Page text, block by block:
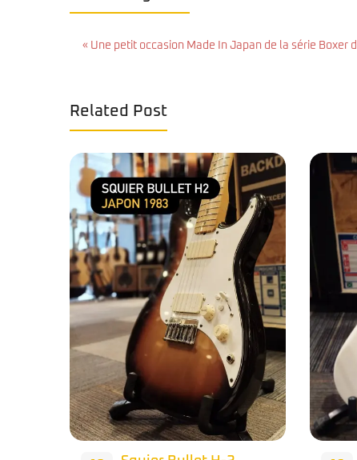
« Une petit occasion Made In Japan de la série Boxer
Related Post